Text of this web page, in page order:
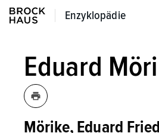
Enzyklopädie
Enzyklopädie
Eduard
Mörike, Eduard